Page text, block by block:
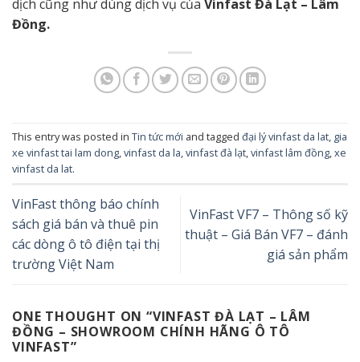
dịch cũng nhưdùngdịch vụ của Vinfast Đà Lạt – Lâm
Đồng.
This entry was posted in Tin tức mới and tagged đại lý vinfast da lat, gia
xe vinfast tai lam dong,vinfast da la,vinfast đà lạt,vinfast lâm đồng,xe
vinfast da lat.
VinFast thông báo chính
sách giá bán và thuê pin
các dòng ô tô điện tại thị
trường Việt Nam
VinFast VF7 – Thông số kỹ
thuật – Giá Bán VF7 – đánh
giá sản phẩm
ONE THOUGHT ON “VINFAST ĐÀ LẠT – LÂM
ĐỒNG – SHOWROOM CHÍNH HÃNG Ô TÔ
VINFAST”